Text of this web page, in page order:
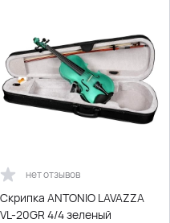
нет отзывов
Скрипка ANTONIO LAVAZZA
VL-20GR 4/4 зеленый